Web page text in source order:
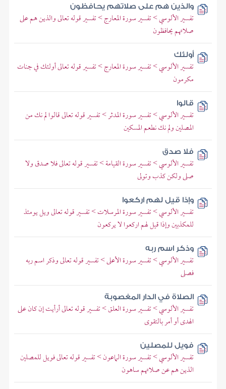
والذين هم على صلاتهم يحافظون
تفسير الألوسي > تفسير سورة المعارج > تفسير قوله تعالى والذين هم على
صلاتهم يحافظون
أولئك
تفسير الألوسي > تفسير سورة المعارج > تفسير قوله تعالى أولئك في جنات
مكرمون
قالوا
تفسير الألوسي > تفسير سورة المدثر > تفسير قوله تعالى قالوا لم نك من
المصلين ولم نك نطعم المسكين
فلا صدق
تفسير الألوسي > تفسير سورة القيامة > تفسير قوله تعالى فلا صدق ولا
صلى ولكن كذب وتولى
وإذا قيل لهم اركعوا
تفسير الألوسي > تفسير سورة المرسلات > تفسير قوله تعالى ويل يومئذ
للمكذبين وإذا قيل لهم اركعوا لا يركعون
وذكر اسم ربه
تفسير الألوسي > تفسير سورة الأعلى > تفسير قوله تعالى وذكر اسم ربه
فصلى
الصلاة في الدار المغصوبة
تفسير الألوسي > تفسير سورة العلق > تفسير قوله تعالى أرأيت إن كان على
الهدى أو أمر بالتقوى
فويل للمصلين
تفسير الألوسي > تفسير سورة الماعون > تفسير قوله تعالى فويل للمصلين
الذين هم عن صلاتهم ساهون